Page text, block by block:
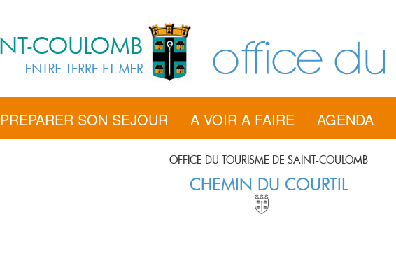
PREPARER SON SEJOUR A VOIR A FAIRE AGENDA
OFFICE DU TOURISME DE SAINT-COULOMB
CHEMIN DU COURTIL